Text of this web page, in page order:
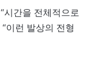
시간을 전체적으로
이런 발상의 전형